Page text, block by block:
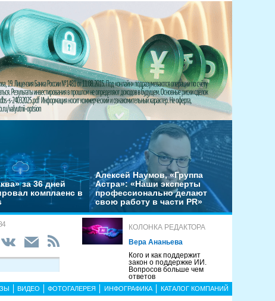
за 36 дней
комплаенс в
Алексей Наумов, «Группа
Астра»: «Наши эксперты
профессионально делают
свою работу в части PR»
КОЛОНКА РЕДАКТОРА
Вера Ананьева
Кого и как поддержит
закон о поддержке ИИ.
Вопросов больше чем
ответов
ВИДЕО ФОТОГАЛЕРЕЯ ИНФОГРАФИКА КАТАЛОГ КОМПАНИЙ